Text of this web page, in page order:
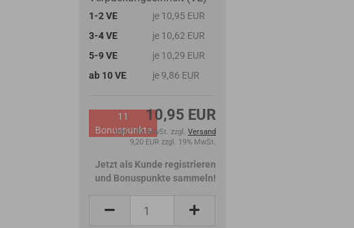
1-2 VE
je 10,95 EUR
3-4 VE
je 10,62 EUR
5-9 VE
je 10,29 EUR
ab 10 VE
je 9,86 EUR
10,95 EUR
inkl. 19% MwSt. zzgl. Versand
9,20 EUR zzgl. 19% MwSt.
11
Bonuspunkte
Jetzt als Kunde registrieren
und Bonuspunkte sammeln!